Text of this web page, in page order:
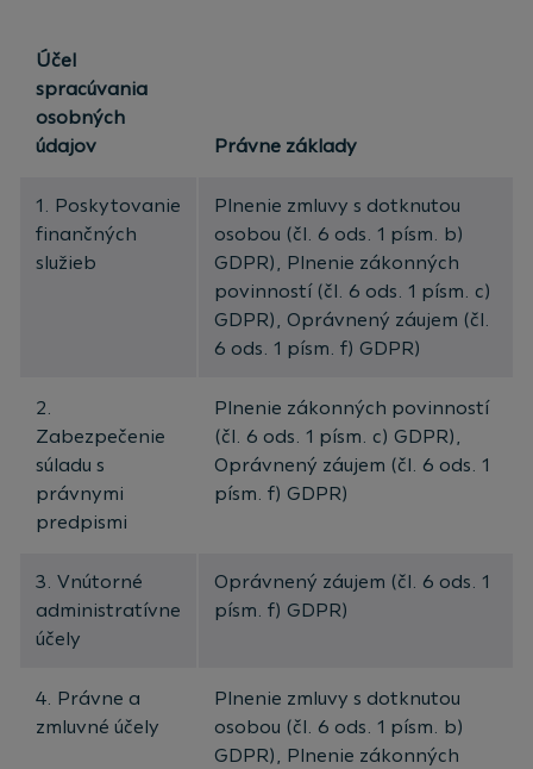
Účel
spracúvania
osobných
údajov
Právne základy
1. Poskytovanie
finančných
služieb
Plnenie zmluvy s dotknutou
osobou (čl. 6 ods. 1 písm. b)
GDPR), Plnenie zákonných
povinností (čl. 6 ods. 1 písm. c)
GDPR), Oprávnený záujem (čl.
6 ods. 1 písm. f) GDPR)
2.
Zabezpečenie
súladu s
právnymi
predpismi
Plnenie zákonných povinností
(čl. 6 ods. 1 písm. c) GDPR),
Oprávnený záujem (čl. 6 ods. 1
písm. f) GDPR)
3. Vnútorné
administratívne
účely
Oprávnený záujem (čl. 6 ods. 1
písm. f) GDPR)
4. Právne a
zmluvné účely
Plnenie zmluvy s dotknutou
osobou (čl. 6 ods. 1 písm. b)
GDPR), Plnenie zákonných